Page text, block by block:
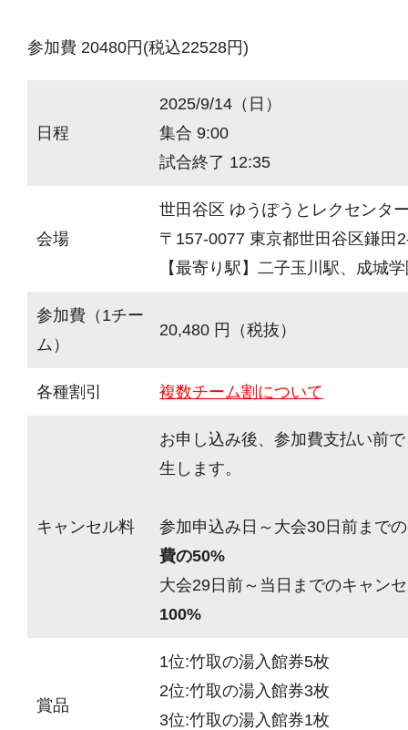
参加費 20480円(税込22528円)
日程
2025/9/14（日）
集合 9:00
試合終了 12:35
会場
世田谷区 ゆうぽうとレクセンタ
〒157-0077 東京都世田谷区鎌田
【最寄り駅】二子玉川駅、成城
参加費（1チー
ム）
20,480 円（税抜）
各種割引 複数チーム割について
キャンセル料
お申し込み後、参加費支払い前
生します。
参加申込み日～大会30日前まで
費の50%
大会29日前～当日までのキャン
100%
賞品
1位:竹取の湯入館券5枚
2位:竹取の湯入館券3枚
3位:竹取の湯入館券1枚